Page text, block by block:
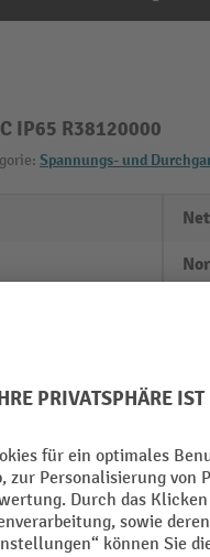
IP65 R38120000
Spannungs- und